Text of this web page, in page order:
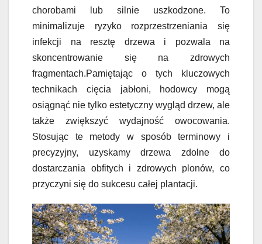
chorobami lub silnie uszkodzone. To
minimalizuje ryzyko rozprzestrzeniania się
infekcji na resztę drzewa i pozwala na
skoncentrowanie się na zdrowych
fragmentach.Pamiętając o tych kluczowych
technikach cięcia jabłoni, hodowcy mogą
osiągnąć nie tylko estetyczny wygląd drzew, ale
także zwiększyć wydajność owocowania.
Stosując te metody w sposób terminowy i
precyzyjny, uzyskamy drzewa zdolne do
dostarczania obfitych i zdrowych plonów, co
przyczyni się do sukcesu całej plantacji.